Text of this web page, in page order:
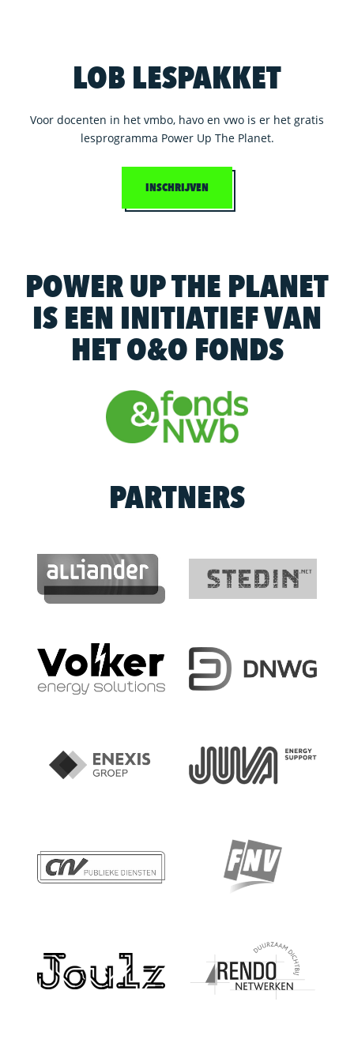
LOB LESPAKKET
Voor docenten in het vmbo, havo en vwo is er het gratis
lesprogramma Power Up The Planet.
INSCHRIJVEN
POWER UP THE PLANET
IS EEN INITIATIEF VAN
HET O&O FONDS
PARTNERS